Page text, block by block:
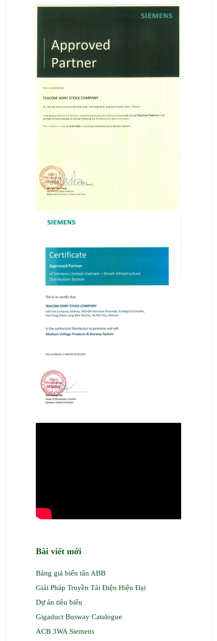
Bài viết mới
Bảng giá biến tần ABB
Giải Pháp Truyền Tải Điện Hiện Đại
Dự án tiêu biểu
Gigaduct Busway Catalogue
ACB 3WA Siemens